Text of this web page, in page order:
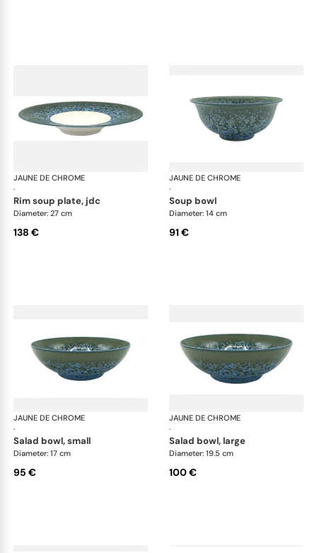
JAUNE DE CHROME
·
Nymphéa
rim soup plate, jdc
Diameter: 27 cm
138 €
JAUNE DE CHROME
·
soup bowl
Diameter: 14 cm
91 €
JAUNE DE CHROME
·
Nymphéa
salad bowl, small
Diameter: 17 cm
95 €
JAUNE DE CHROME
·
salad bowl, large
Diameter: 19.5 cm
100 €